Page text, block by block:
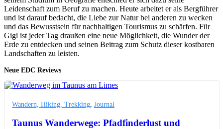
Leidenschaft zum Beruf zu machen. Heute arbeitet er als Bergführer
und ist darauf bedacht, die Liebe zur Natur bei anderen zu wecken
und das Bewusstsein für nachhaltigen Tourismus zu schärfen. Für
Gigi ist jeder Tag draußen eine neue Möglichkeit, die Wunder der
Erde zu entdecken und seinen Beitrag zum Schutz dieser kostbaren
Landschaften zu leisten.
Neue EDC Reviews
Wandern, Hiking, Trekking, Journal
Taunus Wanderwege: Pfadfinderlust und